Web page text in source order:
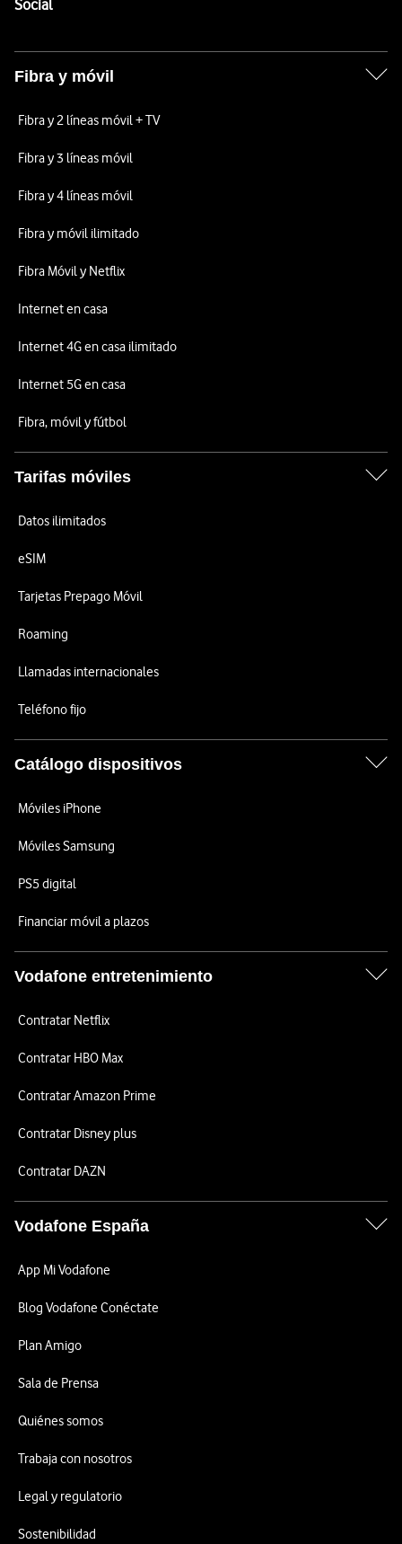
SocialEnlaces a las redes sociales de Vodafone
Fibra y móvil
Fibra y 2 líneas móvil + TV
Fibra y 3 líneas móvil
Fibra y 4 líneas móvil
Fibra y móvil ilimitado
Fibra Móvil y Netflix
Internet en casa
Internet 4G en casa ilimitado
Internet 5G en casa
Fibra, móvil y fútbol
Tarifas móviles
Datos ilimitados
eSIM
Tarjetas Prepago Móvil
Roaming
Llamadas internacionales
Teléfono fijo
Catálogo dispositivos
Móviles iPhone
Móviles Samsung
PS5 digital
Financiar móvil a plazos
Vodafone entretenimiento
Contratar Netflix
Contratar HBO Max
Contratar Amazon Prime
Contratar Disney plus
Contratar DAZN
Vodafone España
App Mi Vodafone
Blog Vodafone Conéctate
Plan Amigo
Sala de Prensa
Quiénes somos
Trabaja con nosotros
Legal y regulatorio
Sostenibilidad